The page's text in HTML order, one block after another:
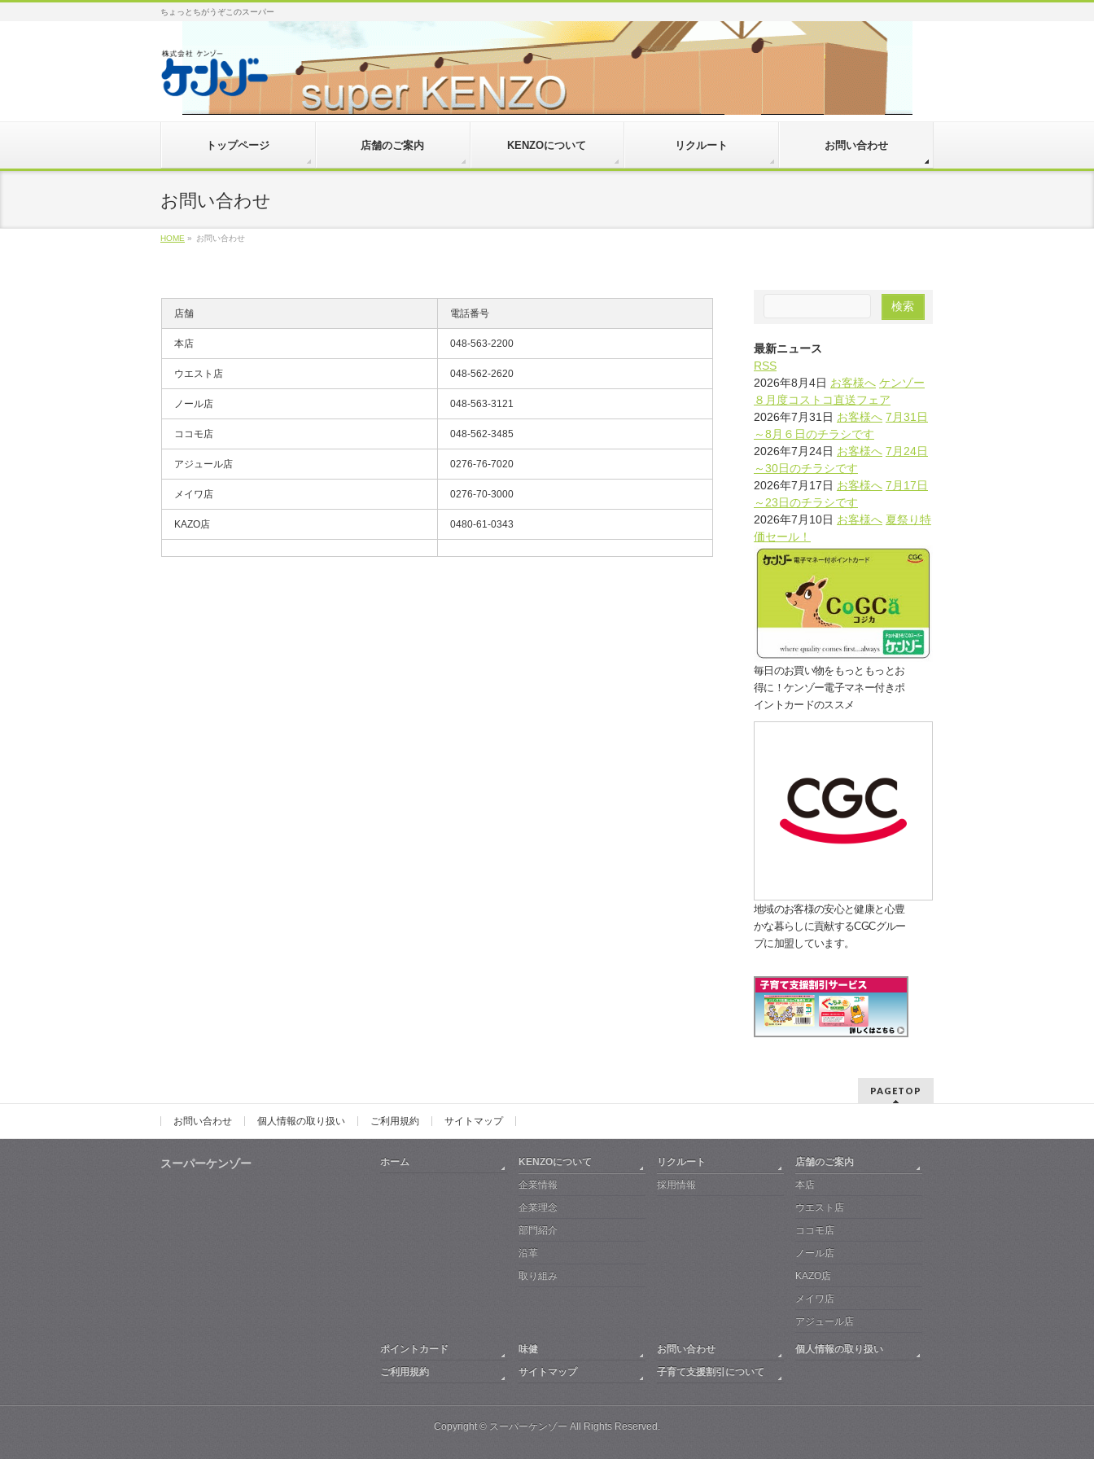
ちょっとちがうぞこのスーパー
トップページ 店舗のご案内 KENZOについて リクルート お問い合わせ
お問い合わせ
HOME » お問い合わせ
店舗 電話番号
本店 048-563-2200
ウエスト店 048-562-2620
ノール店 048-563-3121
ココモ店 048-562-3485
アジュール店 0276-76-7020
メイワ店 0276-70-3000
KAZO店 0480-61-0343
最新ニュース
RSS
2026年8月4日 お客様へ ケンゾー
８月度コストコ直送フェア
2026年7月31日 お客様へ 7月31日
～8月６日のチラシです
2026年7月24日 お客様へ 7月24日
～30日のチラシです
2026年7月17日 お客様へ 7月17日
～23日のチラシです
2026年7月10日 お客様へ 夏祭り特
価セール！
毎日のお買い物をもっともっとお
得に！ケンゾー電子マネー付きポ
イントカードのススメ
地域のお客様の安心と健康と心豊
かな暮らしに貢献するCGCグルー
プに加盟しています。
PAGETOP
お問い合わせ 個人情報の取り扱い ご利用規約 サイトマップ
スーパーケンゾー ホーム
KENZOについて
企業情報
企業理念
部門紹介
沿革
取り組み
リクルート
採用情報
店舗のご案内
本店
ウエスト店
ココモ店
ノール店
KAZO店
メイワ店
アジュール店
ポイントカード 味健 お問い合わせ
個人情報の取り扱い
ご利用規約
サイトマップ 子育て支援割引について
Copyright © スーパーケンゾー All Rights Reserved.